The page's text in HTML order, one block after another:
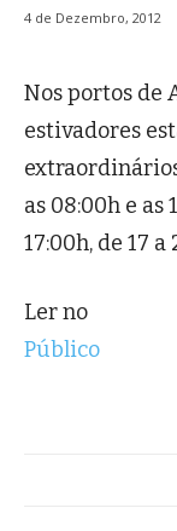
4 de Dezembro, 2012
Nos portos de
estivadores
as 08:00h e as
17:00h, de 17
Ler no
Público